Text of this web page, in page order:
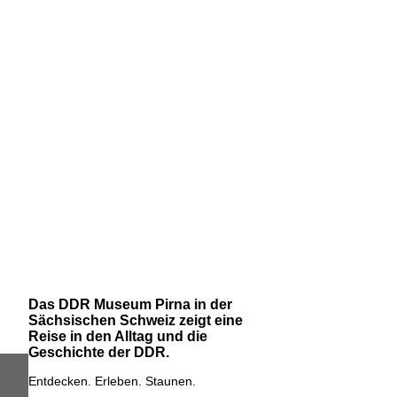
Das DDR Museum Pirna in der
Sächsischen Schweiz zeigt eine
Reise in den Alltag und die
Geschichte der DDR.
Entdecken. Erleben. Staunen.